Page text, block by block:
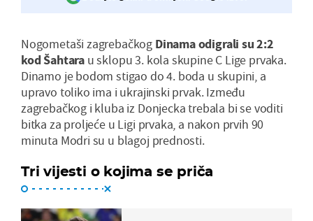
Nogometaši zagrebačkog Dinama odigrali su 2:2
kod Šahtara u sklopu 3. kola skupine C Lige prvaka.
Dinamo je bodom stigao do 4. boda u skupini, a
upravo toliko ima i ukrajinski prvak. Između
zagrebačkog i kluba iz Donjecka trebala bi se voditi
bitka za proljeće u Ligi prvaka, a nakon prvih 90
minuta Modri su u blagoj prednosti.
Tri vijesti o kojima se priča